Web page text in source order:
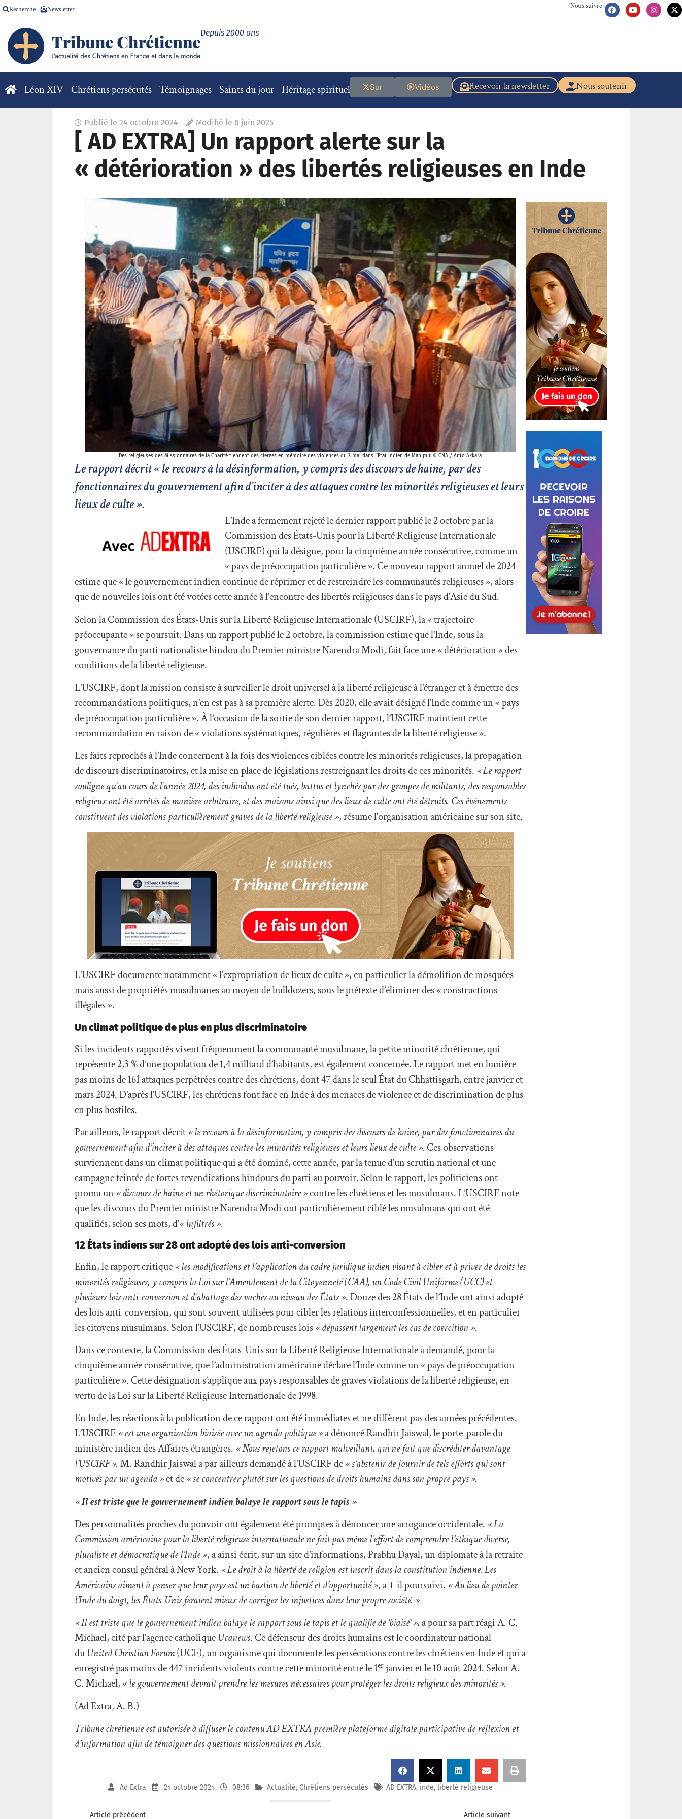
Recherche Newsletter Nous suivre :
Depuis 2000 ans
Léon XIV Chrétiens persécutés Témoignages Saints du jour Héritage spirituel Nous soutenir
Recevoir la newsletter
Vidéos
Sur
Publié le 24 octobre 2024 Modifié le 6 juin 2025
[ AD EXTRA] Un rapport alerte sur la
« détérioration » des libertés religieuses en Inde
Des religieuses des Missionnaires de la Charité tiennent des cierges en mémoire des violences du 3 mai dans l’État indien de Manipur. © CNA / Anto Akkara
Le rapport décrit « le recours à la désinformation, y compris des discours de haine, par des
fonctionnaires du gouvernement afin d’inciter à des attaques contre les minorités religieuses et leurs
lieux de culte ».
L’Inde a fermement rejeté le dernier rapport publié le 2 octobre par la
Commission des États-Unis pour la Liberté Religieuse Internationale
(USCIRF) qui la désigne, pour la cinquième année consécutive, comme un
« pays de préoccupation particulière ». Ce nouveau rapport annuel de 2024
estime que « le gouvernement indien continue de réprimer et de restreindre les communautés religieuses », alors
que de nouvelles lois ont été votées cette année à l’encontre des libertés religieuses dans le pays d’Asie du Sud.
Selon la Commission des États-Unis sur la Liberté Religieuse Internationale (USCIRF), la « trajectoire
préoccupante » se poursuit. Dans un rapport publié le 2 octobre, la commission estime que l’Inde, sous la
gouvernance du parti nationaliste hindou du Premier ministre Narendra Modi, fait face une « détérioration » des
conditions de la liberté religieuse.
L’USCIRF, dont la mission consiste à surveiller le droit universel à la liberté religieuse à l’étranger et à émettre des
recommandations politiques, n’en est pas à sa première alerte. Dès 2020, elle avait désigné l’Inde comme un « pays
de préoccupation particulière ». À l’occasion de la sortie de son dernier rapport, l’USCIRF maintient cette
recommandation en raison de « violations systématiques, régulières et flagrantes de la liberté religieuse ».
Les faits reprochés à l’Inde concernent à la fois des violences ciblées contre les minorités religieuses, la propagation
de discours discriminatoires, et la mise en place de législations restreignant les droits de ces minorités. « Le rapport
souligne qu’au cours de l’année 2024, des individus ont été tués, battus et lynchés par des groupes de militants, des responsables
religieux ont été arrêtés de manière arbitraire, et des maisons ainsi que des lieux de culte ont été détruits. Ces événements
constituent des violations particulièrement graves de la liberté religieuse », résume l’organisation américaine sur son site.
L’USCIRF documente notamment « l’expropriation de lieux de culte », en particulier la démolition de mosquées
mais aussi de propriétés musulmanes au moyen de bulldozers, sous le prétexte d’éliminer des « constructions
illégales ».
Un climat politique de plus en plus discriminatoire
Si les incidents rapportés visent fréquemment la communauté musulmane, la petite minorité chrétienne, qui
représente 2,3 % d’une population de 1,4 milliard d’habitants, est également concernée. Le rapport met en lumière
pas moins de 161 attaques perpétrées contre des chrétiens, dont 47 dans le seul État du Chhattisgarh, entre janvier et
mars 2024. D’après l’USCIRF, les chrétiens font face en Inde à des menaces de violence et de discrimination de plus
en plus hostiles.
Par ailleurs, le rapport décrit« le recours à la désinformation, y compris des discours de haine, par des fonctionnaires du
gouvernement afin d’inciter à des attaques contre les minorités religieuses et leurs lieux de culte ». Ces observations
surviennent dans un climat politique qui a été dominé, cette année, par la tenue d’un scrutin national et une
campagne teintée de fortes revendications hindoues du parti au pouvoir. Selon le rapport, les politiciens ont
promu un « discours de haine et un rhétorique discriminatoire »contre les chrétiens et les musulmans. L’USCIRF note
que les discours du Premier ministre Narendra Modi ont particulièrement ciblé les musulmans qui ont été
qualifiés, selon ses mots, d’« infiltrés ».
12 États indiens sur 28 ont adopté des lois anti-conversion
Enfin, le rapport critique« les modifications et l’application du cadre juridique indien visant à cibler et à priver de droits les
minorités religieuses, y compris la Loi sur l’Amendement de la Citoyenneté (CAA), un Code Civil Uniforme (UCC) et
plusieurs lois anti-conversion et d’abattage des vaches au niveau des États ». Douze des 28 États de l’Inde ont ainsi adopté
des lois anti-conversion, qui sont souvent utilisées pour cibler les relations interconfessionnelles, et en particulier
les citoyens musulmans. Selon l’USCIRF, de nombreuses lois« dépassent largement les cas de coercition ».
Dans ce contexte, la Commission des États-Unis sur la Liberté Religieuse Internationale a demandé, pour la
cinquième année consécutive, que l’administration américaine déclare l’Inde comme un « pays de préoccupation
particulière ». Cette désignation s’applique aux pays responsables de graves violations de la liberté religieuse, en
vertu de la Loi sur la Liberté Religieuse Internationale de 1998.
En Inde, les réactions à la publication de ce rapport ont été immédiates et ne diffèrent pas des années précédentes.
L’USCIRF « est une organisation biaisée avec un agenda politique »a dénoncé Randhir Jaiswal, le porte-parole du
ministère indien des Affaires étrangères. « Nous rejetons ce rapport malveillant, qui ne fait que discréditer davantage
l’USCIRF ». M. Randhir Jaiswal a par ailleurs demandé à l’USCIRF de« s’abstenir de fournir de tels efforts qui sont
motivés par un agenda »et de« se concentrer plutôt sur les questions de droits humains dans son propre pays ».
« Il est triste que le gouvernement indien balaye le rapport sous le tapis »
Des personnalités proches du pouvoir ont également été promptes à dénoncer une arrogance occidentale. « La
Commission américaine pour la liberté religieuse internationale ne fait pas même l’effort de comprendre l’éthique diverse,
pluraliste et démocratique de l’Inde », a ainsi écrit, sur un site d’informations, Prabhu Dayal, un diplomate à la retraite
et ancien consul général à New York. « Le droit à la liberté de religion est inscrit dans la constitution indienne. Les
Américains aiment à penser que leur pays est un bastion de liberté et d’opportunité », a-t-il poursuivi. « Au lieu de pointer
l’Inde du doigt, les États-Unis feraient mieux de corriger les injustices dans leur propre société. »
« Il est triste que le gouvernement indien balaye le rapport sous le tapis et le qualifie de ‘biaisé’ »,a pour sa part réagi A. C.
Michael, cité par l’agence catholique Ucanews. Ce défenseur des droits humains est le coordinateur national
du United Christian Forum(UCF), un organisme qui documente les persécutions contre les chrétiens en Inde et qui a
enregistré pas moins de 447 incidents violents contre cette minorité entre le 1er janvier et le 10 août 2024. Selon A.
C. Michael, « le gouvernement devrait prendre les mesures nécessaires pour protéger les droits religieux des minorités ».
(Ad Extra, A. B.)
Tribune chrétienne est autorisée à diffuser le contenu AD EXTRA première plateforme digitale participative de réflexion et
d’information afin de témoigner des questions missionnaires en Asie.
Ad Extra 24 octobre 2024 08:36 Actualité,Chrétiens persécutés AD EXTRA, inde, liberté religieuse
Article précédent Article suivant